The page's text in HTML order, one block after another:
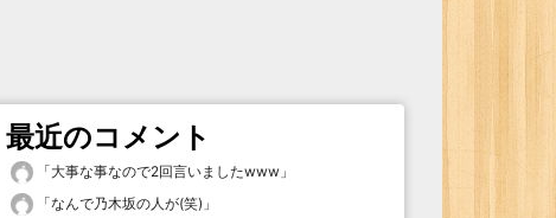
最近のコメント
「大事な事なので2回言いましたwww 」
「なんで乃木坂の人が(笑) 」